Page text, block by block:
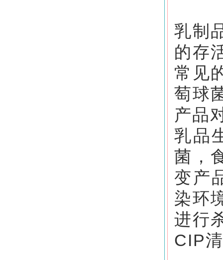
乳制
的存
常见
萄球
产品
乳品
菌，
变产
染环
进行
CIP